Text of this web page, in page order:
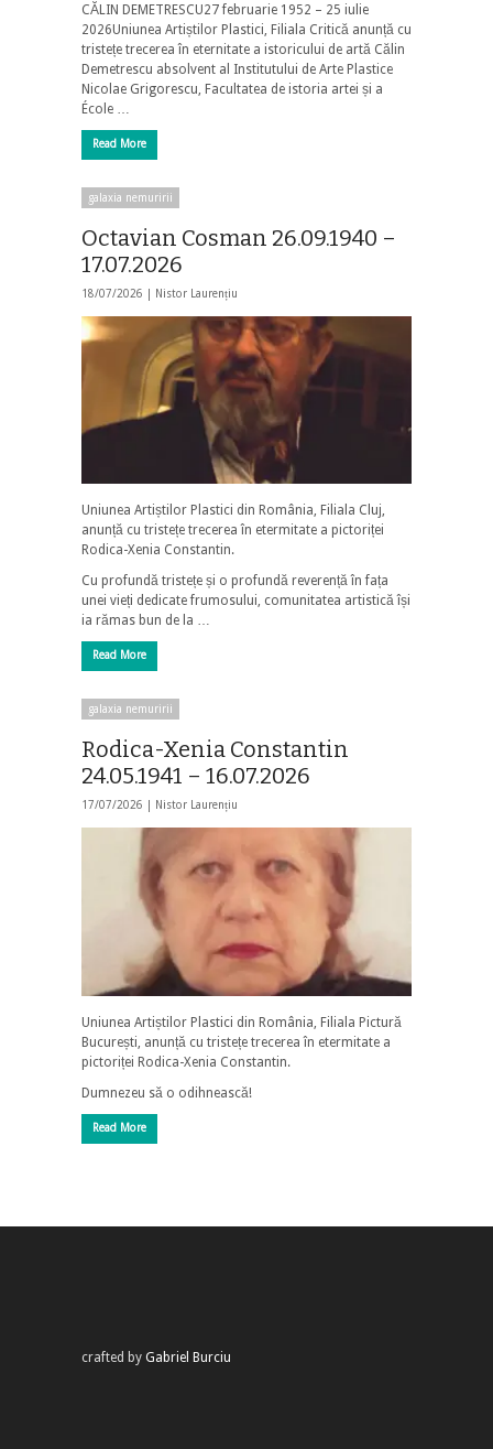
CĂLIN DEMETRESCU27 februarie 1952 – 25 iulie
2026Uniunea Artiștilor Plastici, Filiala Critică anunță cu
tristețe trecerea în eternitate a istoricului de artă Călin
Demetrescu absolvent al Institutului de Arte Plastice
Nicolae Grigorescu, Facultatea de istoria artei și a
École …
Read More
galaxia nemuririi
Octavian Cosman 26.09.1940 –
17.07.2026
18/07/2026 | Nistor Laurențiu
Uniunea Artiștilor Plastici din România, Filiala Cluj,
anunță cu tristețe trecerea în etermitate a pictoriței
Rodica-Xenia Constantin.
Cu profundă tristețe și o profundă reverență în fața
unei vieți dedicate frumosului, comunitatea artistică își
ia rămas bun de la …
Read More
galaxia nemuririi
Rodica-Xenia Constantin
24.05.1941 – 16.07.2026
17/07/2026 | Nistor Laurențiu
Uniunea Artiștilor Plastici din România, Filiala Pictură
București, anunță cu tristețe trecerea în etermitate a
pictoriței Rodica-Xenia Constantin.
Dumnezeu să o odihnească!
Read More
crafted by Gabriel Burciu